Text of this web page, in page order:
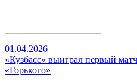
01.04.2026
«Кузбасс» выиграл первый
«Горького»